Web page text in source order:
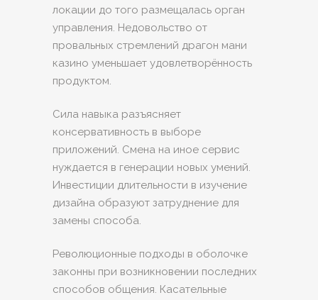
локации до того размещалась орган
управления. Недовольство от
провальных стремлений драгон мани
казино уменьшает удовлетворённость
продуктом.
Сила навыка разъясняет
консервативность в выборе
приложений. Смена на иное сервис
нуждается в генерации новых умений.
Инвестиции длительности в изучение
дизайна образуют затруднение для
замены способа.
Революционные подходы в оболочке
законны при возникновении последних
способов общения. Касательные